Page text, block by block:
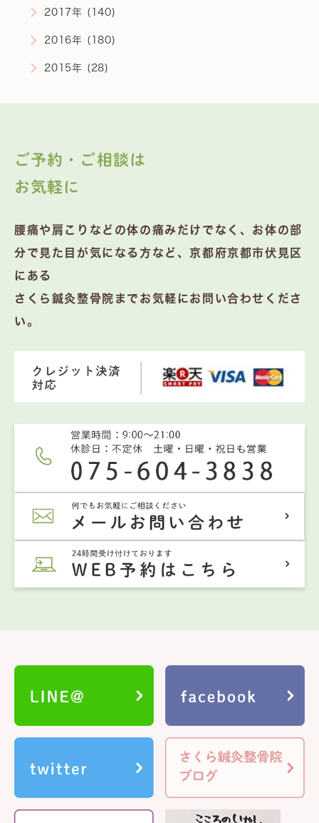
2017年 (140)
2016年 (180)
2015年 (28)
ご予約・ご相談は
お気軽に
腰痛や肩こりなどの体の痛みだけでなく、お体の部
分で見た目が気になる方など、京都府京都市伏見区
にある
さくら鍼灸整骨院までお気軽にお問い合わせくださ
い。